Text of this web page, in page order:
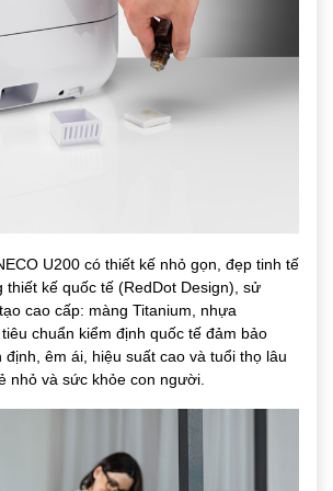
U200 có thiết kế nhỏ gọn, đẹp tinh tế
thiết kế quốc tế (RedDot Design), sử
cao cấp: màng Titanium, nhựa
chuẩn kiểm định quốc tế đảm bảo
định, êm ái, hiệu suất cao và tuổi thọ lâu
nhỏ và sức khỏe con người.